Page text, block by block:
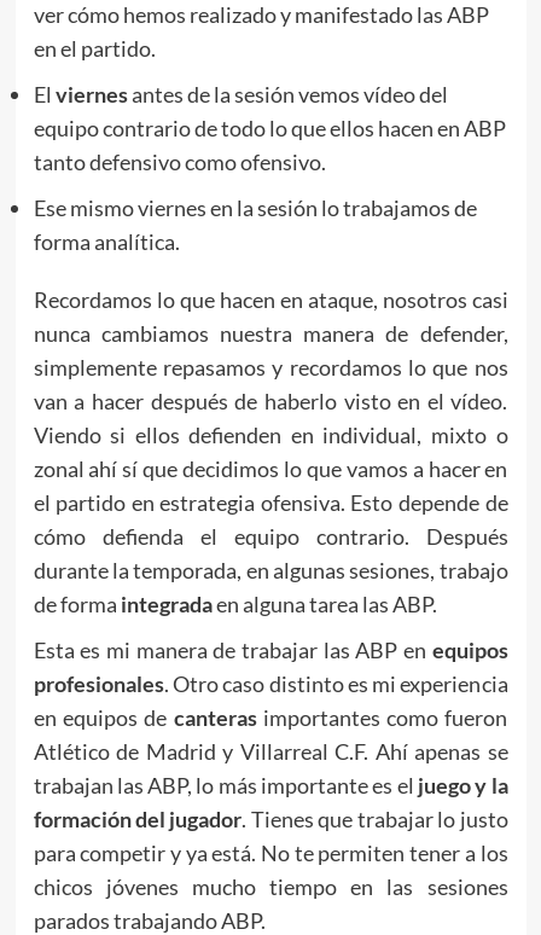
ver cómo hemos realizado y manifestado las ABP
en el partido.
El viernesantes de la sesión vemos vídeo del
equipo contrario de todo lo que ellos hacen en ABP
tanto defensivo como ofensivo.
Ese mismo viernes en la sesión lo trabajamos de
forma analítica.
Recordamos lo que hacen en ataque, nosotros casi
nunca cambiamos nuestra manera de defender,
simplemente repasamos y recordamos lo que nos
van a hacer después de haberlo visto en el vídeo.
Viendo si ellos defienden en individual, mixto o
zonal ahí sí que decidimos lo que vamos a hacer en
el partido en estrategia ofensiva. Esto depende de
cómo defienda el equipo contrario. Después
durante la temporada, en algunas sesiones, trabajo
de forma integradaen alguna tarea las ABP.
Esta es mi manera de trabajar las ABP en equipos
profesionales. Otro caso distinto es mi experiencia
en equipos de canterasimportantes como fueron
Atlético de Madrid y Villarreal C.F. Ahí apenas se
trabajan las ABP, lo más importante es el juego y la
formación del jugador. Tienes que trabajar lo justo
para competir y ya está. No te permiten tener a los
chicos jóvenes mucho tiempo en las sesiones
parados trabajando ABP.